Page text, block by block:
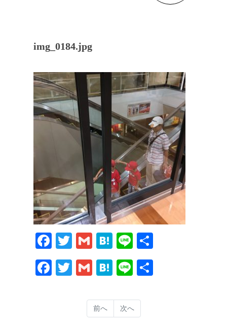
img_0184.jpg
Facebook
Twitter
GmailHatena
Line
Facebook
Twitter
GmailHatena
Line
前へ 次へ